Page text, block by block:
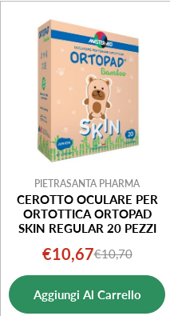
PIETRASANTA PHARMA
CEROTTO OCULARE PER
ORTOTTICA ORTOPAD
SKIN REGULAR 20 PEZZI
Prezzo
di
vendita
€10,67Prezzo
normale
€10,70
Aggiungi Al Carrello